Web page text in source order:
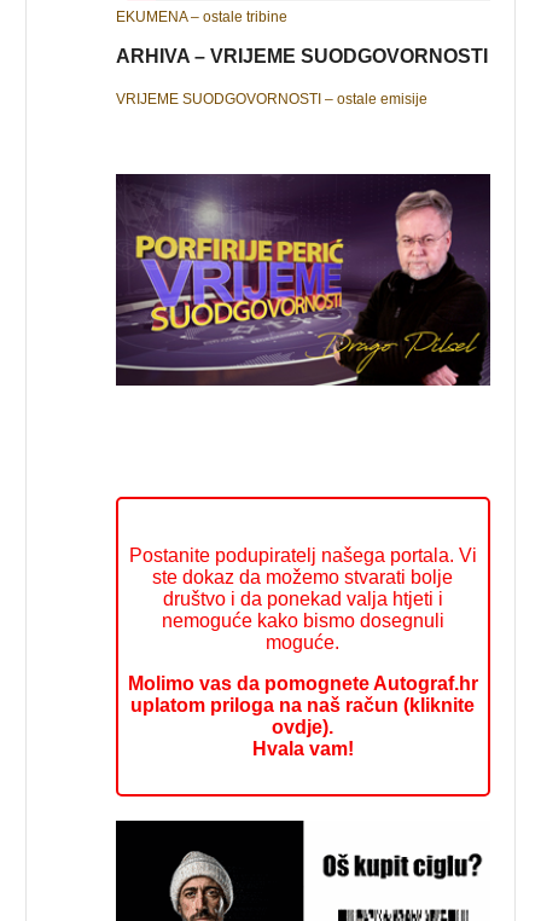
EKUMENA – ostale tribine
ARHIVA – VRIJEME SUODGOVORNOSTI
VRIJEME SUODGOVORNOSTI – ostale emisije
Postanite podupiratelj našega portala. Vi
ste dokaz da možemo stvarati bolje
društvo i da ponekad valja htjeti i
nemoguće kako bismo dosegnuli
moguće.
Molimo vas da pomognete Autograf.hr
uplatom priloga na naš račun (kliknite
ovdje).
Hvala vam!